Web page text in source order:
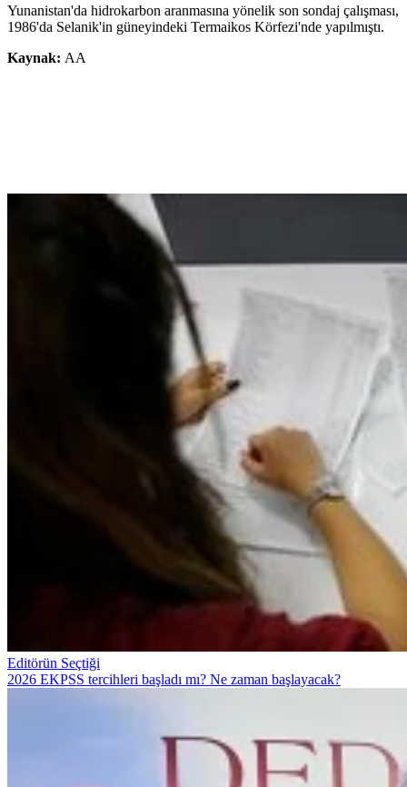
Yunanistan'da hidrokarbon aranmasına yönelik son sondaj çalışması,
1986'da Selanik'in güneyindeki Termaikos Körfezi'nde yapılmıştı.
Kaynak: AA
Editörün Seçtiği
2026 EKPSS tercihleri başladı mı? Ne zaman başlayacak?